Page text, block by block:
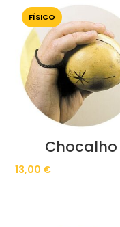
FÍSICO
Chocalho
13,00 €